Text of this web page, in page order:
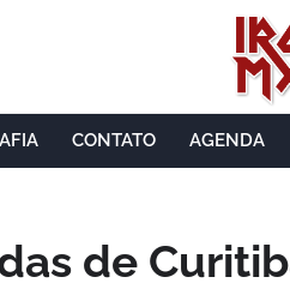
CONTATO AGENDA
de